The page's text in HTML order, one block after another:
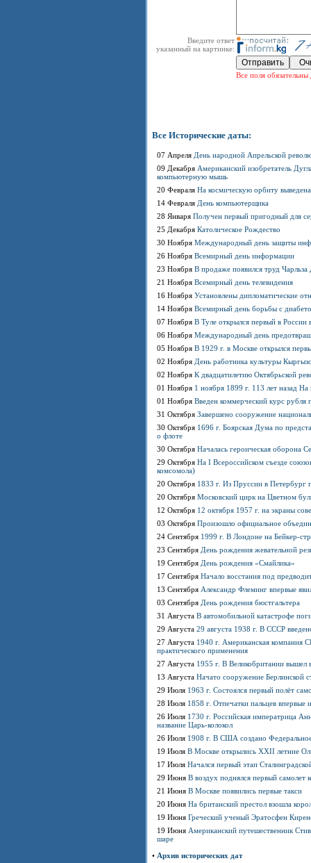
Введите ответ
указанный на картинке:
Все поля обязательны
Все Исторические даты:
07 Апреля День народной Апрельской
09 Декабря Американский изобретатель
компьютерную мышь
20 Февраля На космическую орбиту
14 Февраля День компьютерщика
28 Января Получен первый пригодный для
25 Декабря Католическое Рождество
30 Ноября Международный день защиты
26 Ноября Всемирный день информации
23 Ноября В продаже появился труд
21 Ноября Всемирный день телевидения
16 Ноября Установлены дипломатические
14 Ноября Всемирный день борьбы с
07 Ноября В Туле открылся первый в России
06 Ноября Международный день
05 Ноября В 1929 г. в Москве открылся
02 Ноября День работника культуры
02 Ноября К двадцатилетию Октябрьской
01 Ноября 1 ноября 1899 г. 113 лет назад
01 Ноября Введен коммерческий курс
31 Октября Завершено сооружение
30 Октября 1696 г. Боярская Дума по
о флоте
30 Октября Началась героическая оборона
29 Октября На I Всероссийском съезде
комсомола)
20 Октября 1833 г. Из Пруссии в
20 Октября Московский цирк на Цветном
12 Октября 12 октября 1957 г. на экраны
03 Октября Произошло официальное
24 Сентября 1999 г. В Лондоне на Бейкер-
23 Сентября День рождения жевательной
19 Сентября День рождения «Смайлика»
17 Сентября Начало восстания под
13 Сентября Александр Флеминг впервые
03 Сентября День рождения бюстгальтера
31 Августа В автомобильной катастрофе
29 Августа 29 августа 1938 г. В СССР
27 Августа 1940 г. Американская компания
практического применения
27 Августа 1955 г. В Великобритании вышел
13 Августа Начато сооружение Берлинской
29 Июля 1963 г. Состоялся первый полёт
28 Июля 1858 г. Отпечатки пальцев впервые
26 Июля 1730 г. Российская императрица
название Царь-колокол
26 Июля 1908 г. В США создано
19 Июля В Москве открылись XXII летние
17 Июля Начался первый этап
29 Июня В воздух поднялся первый самолет
21 Июня В Москве появились первые такси
20 Июня На британский престол взошла
19 Июня Греческий ученый Эратосфен
19 Июня Американский путешественник
шаре
• Архив исторических дат